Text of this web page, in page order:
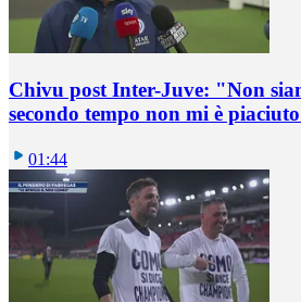
Chivu post Inter-Juve: "Non
secondo tempo non mi è
01:44